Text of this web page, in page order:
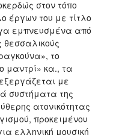
στον τόπο
έργων του με τίτλο
εμπνευσμένα από
θεσσαλικούς
το
μαντρί» κα., τα
με
συστήματα της
ατονικότητας
προκειμένου
ελληνική μουσική